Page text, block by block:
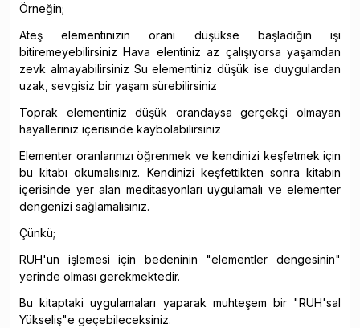
Örneğin;
Ateş elementinizin oranı düşükse başladığın işi
bitiremeyebilirsiniz Hava elentiniz az çalışıyorsa yaşamdan
zevk almayabilirsiniz Su elementiniz düşük ise duygulardan
uzak, sevgisiz bir yaşam sürebilirsiniz
Toprak elementiniz düşük orandaysa gerçekçi olmayan
hayalleriniz içerisinde kaybolabilirsiniz
Elementer oranlarınızı öğrenmek ve kendinizi keşfetmek için
bu kitabı okumalısınız. Kendinizi keşfettikten sonra kitabın
içerisinde yer alan meditasyonları uygulamalı ve elementer
dengenizi sağlamalısınız.
Çünkü;
RUH'un işlemesi için bedeninin "elementler dengesinin"
yerinde olması gerekmektedir.
Bu kitaptaki uygulamaları yaparak muhteşem bir "RUH'sal
Yükseliş"e geçebileceksiniz.